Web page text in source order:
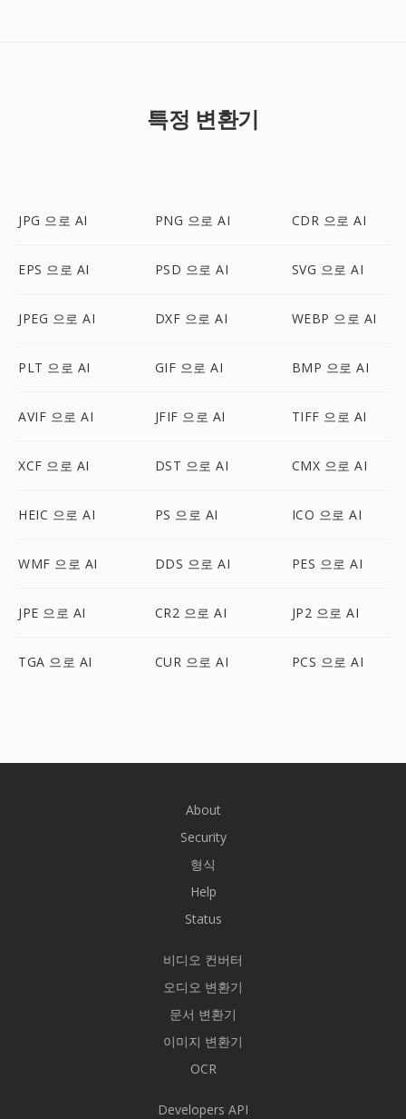
특정 변환기
JPG 으로 AI PNG 으로 AI CDR 으로 AI
EPS 으로 AI PSD 으로 AI SVG 으로 AI
JPEG 으로 AI DXF 으로 AI WEBP 으로 AI
PLT 으로 AI GIF 으로 AI BMP 으로 AI
AVIF 으로 AI JFIF 으로 AI TIFF 으로 AI
XCF 으로 AI DST 으로 AI CMX 으로 AI
HEIC 으로 AI PS 으로 AI ICO 으로 AI
WMF 으로 AI DDS 으로 AI PES 으로 AI
JPE 으로 AI CR2 으로 AI JP2 으로 AI
TGA 으로 AI CUR 으로 AI PCS 으로 AI
About
Security
형식
Help
Status
비디오 컨버터
오디오 변환기
문서 변환기
이미지 변환기
OCR
Developers API